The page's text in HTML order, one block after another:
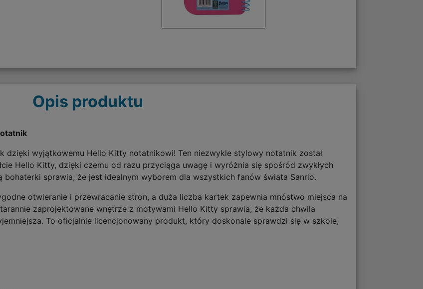
Opis produktu
dzięki wyjątkowemu Hello Kitty notatnikowi! Ten niezwykle stylowy notatnik został
Hello Kitty, dzięki czemu od razu przyciąga uwagę i wyróżnia się spośród zwykłych
bohaterki sprawia, że jest idealnym wyborem dla wszystkich fanów świata Sanrio.
otwieranie i przewracanie stron, a duża liczba kartek zapewnia mnóstwo miejsca na
zaprojektowane wnętrze z motywami Hello Kitty sprawia, że każda chwila
To oficjalnie licencjonowany produkt, który doskonale sprawdzi się w szkole,